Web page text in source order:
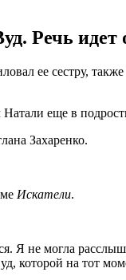
Речь идет
ее сестру,
еще в
Захаренко.
Искатели.
Я не могла
которой на тот